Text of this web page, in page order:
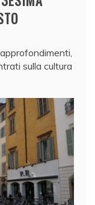
sulla cultura